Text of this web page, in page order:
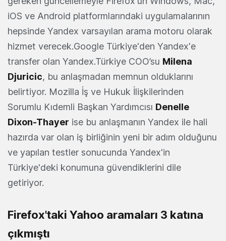
iOS ve Android platformlarındaki uygulamalarının
hepsinde Yandex varsayılan arama motoru olarak
hizmet verecek.Google Türkiye'den Yandex'e
transfer olan Yandex.Türkiye COO’su Milena
Djuricic, bu anlaşmadan memnun olduklarını
belirtiyor. Mozilla İş ve Hukuk İlişkilerinden
Sorumlu Kıdemli Başkan Yardımcısı Denelle
Dixon-Thayer ise bu anlaşmanın Yandex ile hali
hazırda var olan iş birliğinin yeni bir adım olduğunu
ve yapılan testler sonucunda Yandex'in
Türkiye'deki konumuna güvendiklerini dile
getiriyor.
Firefox'taki Yahoo aramaları 3 katına
çıkmıştı